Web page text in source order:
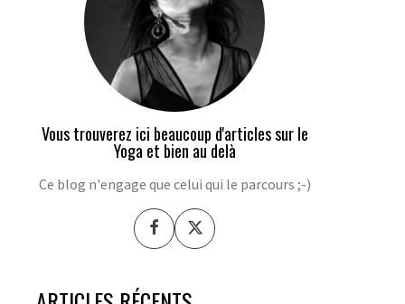
Vous trouverez ici beaucoup d'articles sur le
Yoga et bien au delà
Ce blog n'engage que celui qui le parcours ;-)